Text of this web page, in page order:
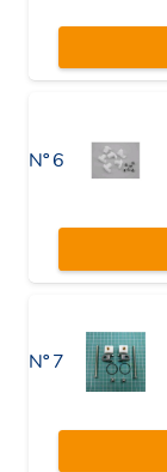
Nº 6
Nº 7